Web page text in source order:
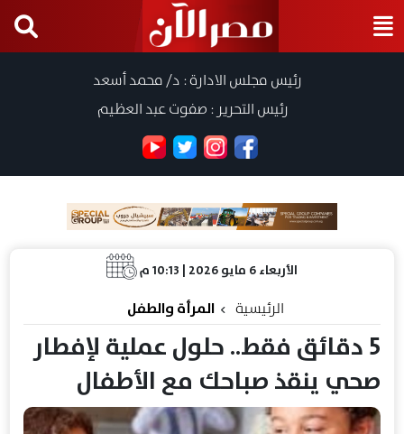
رئيس مجلس الادارة : د/ محمد أسعد
رئيس التحرير : صفوت عبد العظيم
الأربعاء 6 مايو 2026 | 10:13 م
الرئيسية المرأة والطفل
5 دقائق فقط.. حلول عملية لإفطار
صحي ينقذ صباحك مع الأطفال